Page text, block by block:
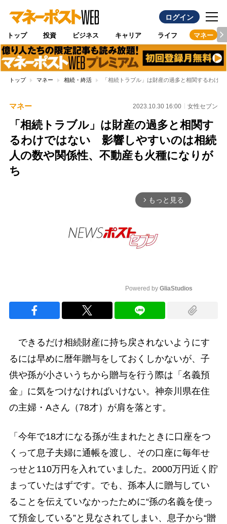
ログイン
トップ 投資 ビジネス キャリア ライフ マネー
トップ マネー 相続・終活 「相続トラブル」は財産の過多と相関するわけ
マネー 2023.10.30 16:00 女性セブン
「相続トラブル」は財産の過多と相関す
るわけではない 影響しやすいのは相続
人の数や関係性、不動産も火種になりが
ち
arrow_forward_ios もっと見る
Powered by GliaStudios
できるだけ相続財産に持ち戻されないようにす
るには早めに暦年贈与をしておくしかないが、子
供や孫が小さいうちから贈与を行う際は「名義預
金」に気をつけなければいけない。神奈川県在住
の主婦・Aさん（78才）が肩を落とす。
「今年で18才になる孫が生まれたときに口座をつ
くって息子夫婦に通帳を渡し、その口座に毎年せ
っせと110万円を入れていました。2000万円近く貯
まっていたはずです。でも、孫本人に贈与してい
ることを伝えていなかったために“孫の名義を使っ
て預金している”と見なされてしまい、息子から“贈